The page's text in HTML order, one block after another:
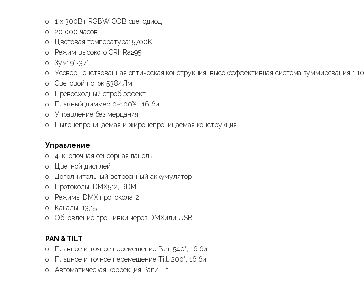
o 1 x 300Вт RGBW СOB светодиод
o 20 000 часов
o Цветовая температура: 5700K
o Режим высокого CRI, Ra≥95
o Зум: 9°~37°
o Усовершенствованная оптическая конструкция, высокоэффективная система зуммирования 1:10
o Световой поток 5384Лм
o Превосходный строб эффект
o Плавный диммер 0~100% , 16 бит
o Управление без мерцания
o Пыленепроницаемая и жиронепроницаемая конструкция
Управление
o 4-кнопочная сенсорная панель
o Цветной дисплей
o Дополнительный встроенный аккумулятор
o Протоколы: DMX512, RDM,
o Режимы DMX протокола: 2
o Каналы: 13,15
o Обновление прошивки через DMXили USB
PAN & TILT
o Плавное и точное перемещение Pan: 540°, 16 бит.
o Плавное и точное перемещение Tilt: 200°, 16 бит
o Автоматическая коррекция Pan/Tilt